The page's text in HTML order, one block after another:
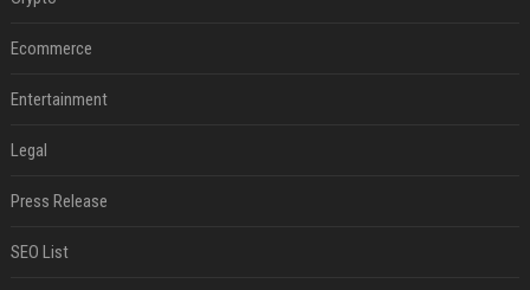
Ecommerce
Entertainment
Legal
Press Release
SEO List